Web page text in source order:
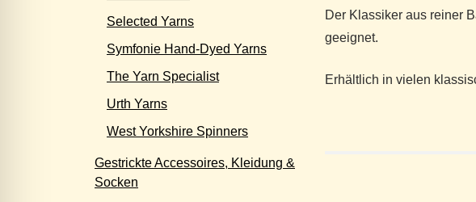
Der Klassiker aus reiner
geeignet.
Erhältlich in vielen
Selected Yarns
Symfonie Hand-Dyed Yarns
The Yarn Specialist
Urth Yarns
West Yorkshire Spinners
Gestrickte Accessoires, Kleidung &
Socken